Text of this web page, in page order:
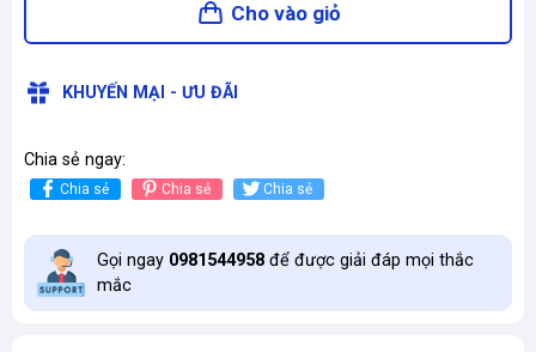
Cho vào giỏ
KHUYẾN MẠI - ƯU ĐÃI
Chia sẻ ngay:
Chia sẻ Chia sẻ Chia sẻ
Gọi ngay 0981544958 để được giải đáp mọi thắc
mắc